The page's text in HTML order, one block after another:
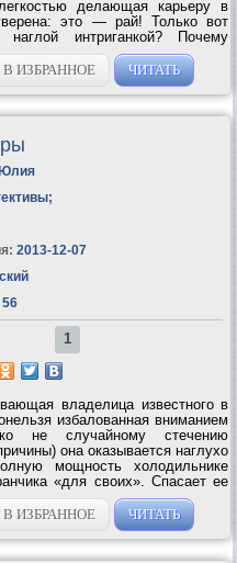
делающая карьеру в
это — рай! Только вот
интриганкой? Почему
наверх благодаря влиятельным
В ИЗБРАННОЕ ЧИТАТЬ
;
2013-12-07
56
1
владелица известного в
избалованная вниманием
не случайному стечению
она оказывается наглухо
мощность холодильнике
«для своих». Спасает ее
бизнесмен. Вместо
В ИЗБРАННОЕ ЧИТАТЬ